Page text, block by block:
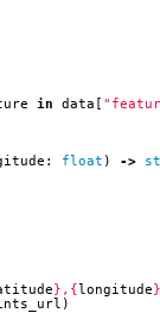
in data
: float ) ->
} , { longitude }
)